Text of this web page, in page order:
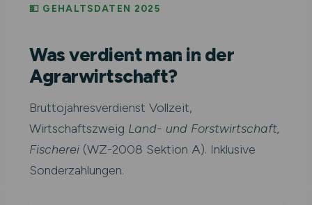
💵 GEHALTSDATEN 2025
Was verdient man in der
Agrarwirtschaft?
Bruttojahresverdienst Vollzeit,
Wirtschaftszweig Land- und Forstwirtschaft,
Fischerei(WZ-2008 Sektion A). Inklusive
Sonderzahlungen.